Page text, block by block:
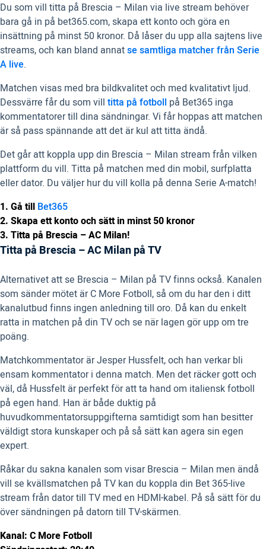
Du som vill titta på Brescia – Milan via live stream behöver
bara gå in på bet365.com, skapa ett konto och göra en
insättning på minst 50 kronor. Då låser du upp alla sajtens live
streams, och kan bland annatse samtliga matcher från Serie
A live.
Matchen visas med bra bildkvalitet och med kvalitativt ljud.
Dessvärre får du som vill titta på fotboll på Bet365 inga
kommentatorer till dina sändningar. Vi får hoppas att matchen
är så pass spännande att det är kul att titta ändå.
Det går att koppla upp din Brescia – Milan stream från vilken
plattform du vill. Titta på matchen med din mobil, surfplatta
eller dator. Du väljer hur du vill kolla på denna Serie A-match!
1. Gå till Bet365
2. Skapa ett konto och sätt in minst 50 kronor
3. Titta på Brescia – AC Milan!
Titta på Brescia – AC Milan på TV
Alternativet att se Brescia – Milan på TV finns också. Kanalen
som sänder mötet är C More Fotboll, så om du har den i ditt
kanalutbud finns ingen anledning till oro. Då kan du enkelt
ratta in matchen på din TV och se när lagen gör upp om tre
poäng.
Matchkommentator är Jesper Hussfelt, och han verkar bli
ensam kommentator i denna match. Men det räcker gott och
väl, då Hussfelt är perfekt för att ta hand om italiensk fotboll
på egen hand. Han är både duktig på
huvudkommentatorsuppgifterna samtidigt som han besitter
väldigt stora kunskaper och på så sätt kan agera sin egen
expert.
Råkar du sakna kanalen som visar Brescia – Milan men ändå
vill se kvällsmatchen på TV kan du koppla din Bet 365-live
stream från dator till TV med en HDMI-kabel. På så sätt för du
över sändningen på datorn till TV-skärmen.
Kanal: C More Fotboll